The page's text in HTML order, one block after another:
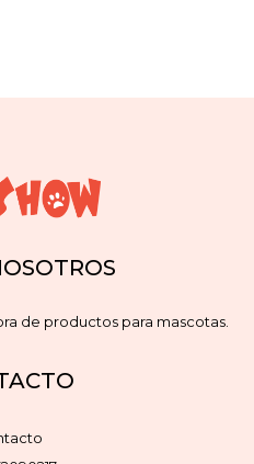
de productos para mascotas.